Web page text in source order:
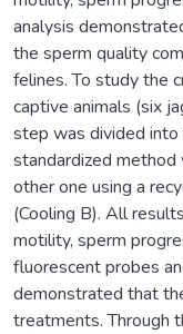
analysis
the sperm quality
felines. To study the
captive animals (six
step was divided
standardized method
other one using a
(Cooling B). All
motility, sperm
fluorescent probes
demonstrated that
treatments. Through